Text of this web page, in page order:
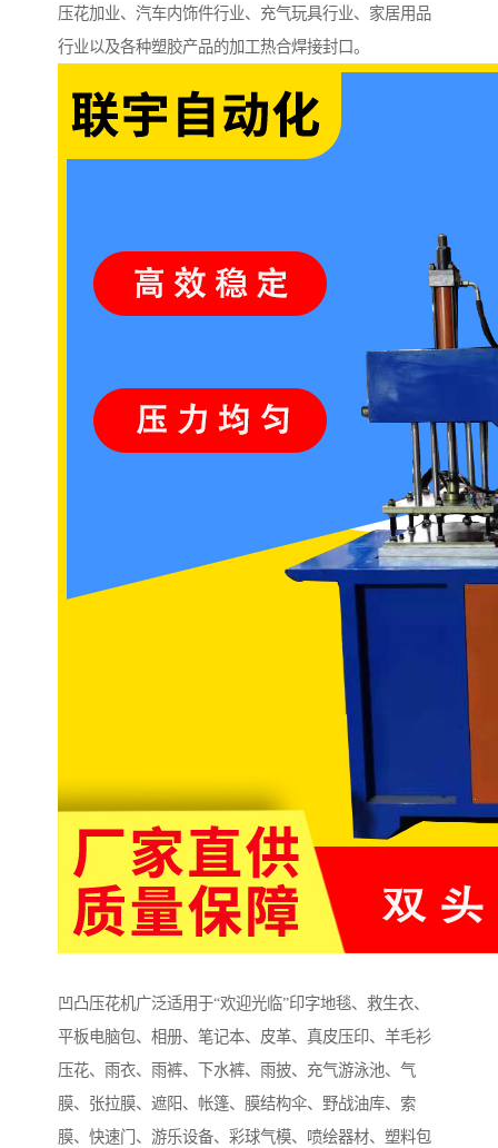
压花加业、汽车内饰件行业、充气玩具行业、家居用品
行业以及各种塑胶产品的加工热合焊接封口。
凹凸压花机广泛适用于“欢迎光临”印字地毯、救生衣、
平板电脑包、相册、笔记本、皮革、真皮压印、羊毛衫
压花、雨衣、雨裤、下水裤、雨披、充气游泳池、气
膜、张拉膜、遮阳、帐篷、膜结构伞、野战油库、索
膜、快速门、游乐设备、彩球气模、喷绘器材、塑料包